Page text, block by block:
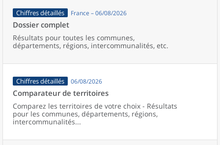
Chiffres détaillés France – 06/08/2026
Dossier complet
Résultats pour toutes les communes,
départements, régions, intercommunalités, etc.
Chiffres détaillés 06/08/2026
Comparateur de territoires
Comparez les territoires de votre choix - Résultats
pour les communes, départements, régions,
intercommunalités...